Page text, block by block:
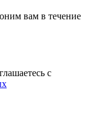
вам в течение
с